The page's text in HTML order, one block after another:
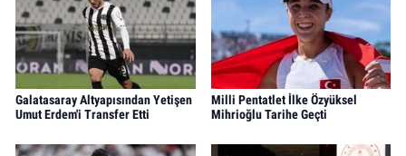
Galatasaray Altyapısından Yetişen
Umut Erdem'i Transfer Etti
Milli Pentatlet İlke Özyüksel
Mihrioğlu Tarihe Geçti